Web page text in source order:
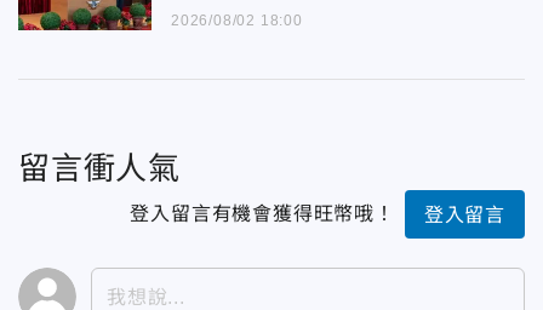
2026/08/02 18:00
留言衝人氣
登入留言有機會獲得旺幣哦！ 登入留言